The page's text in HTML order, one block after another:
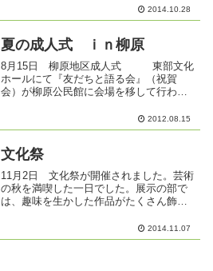
れます。日時 １１月１日（土）午前
９時～１１時場所 柳原公民館 大学
2014.10.28
夏の成人式 ｉｎ柳原
8月15日 柳原地区成人式 東部文化
ホールにて『友だちと語る会』（祝賀
会）が柳原公民館に会場を移して行われ
2012.08.15
文化祭
11月2日 文化祭が開催されました。芸術
の秋を満喫した一日でした。展示の部で
は、趣味を生かした作品がたくさん飾ら
ひ仲間に入れていただきたいと思いまし
た。芸能部では、たくさんのグループの
2014.11.07